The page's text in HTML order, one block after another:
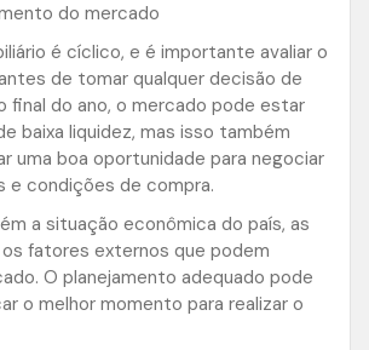
do mercado
é cíclico, e é importante avaliar o
de tomar qualquer decisão de
final do ano, o mercado pode estar
baixa liquidez, mas isso também
uma boa oportunidade para negociar
e condições de compra.
a situação econômica do país, as
fatores externos que podem
O planejamento adequado pode
o melhor momento para realizar o